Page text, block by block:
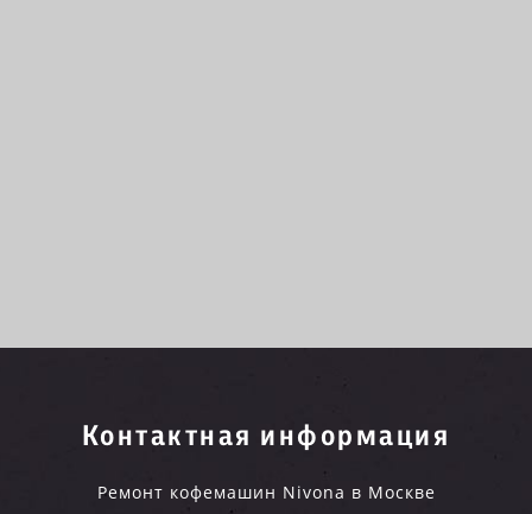
Контактная информация
Ремонт кофемашин Nivona в Москве